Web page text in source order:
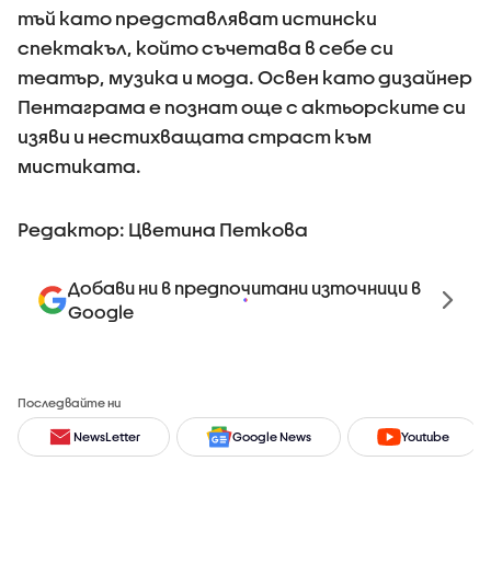
тъй като представляват истински
спектакъл, който съчетава в себе си
театър, музика и мода. Освен като дизайнер
Пентаграма е познат още с актьорските си
изяви и нестихващата страст към
мистиката.
Редактор: Цветина Петкова
Добави ни в предпочитани източници в
Google
Последвайте ни
NewsLetter Google News Youtube